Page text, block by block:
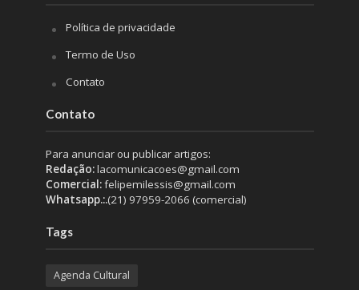
Política de privacidade
Termo de Uso
Contato
Contato
Para anunciar ou publicar artigos:
Redação:lacomunicacoes@gmail.com
Comercial:felipemilessis@gmail.com
Whatsapp.:.(21) 97959-2066 (comercial)
Tags
Agenda Cultural